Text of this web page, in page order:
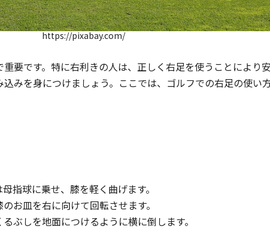
https://pixabay.com/
要です。特に右利きの人は、正しく右足を使うことにより
みを身につけましょう。ここでは、ゴルフでの右足の使い方
指球に乗せ、膝を軽く曲げます。
お皿を右に向けて回転させます。
ぶしを地面につけるように横に倒します。